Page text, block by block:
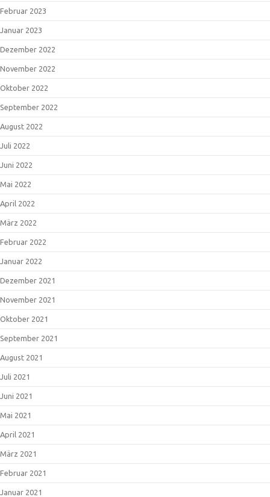
Februar 2023
Januar 2023
Dezember 2022
November 2022
Oktober 2022
September 2022
August 2022
Juli 2022
Juni 2022
Mai 2022
April 2022
März 2022
Februar 2022
Januar 2022
Dezember 2021
November 2021
Oktober 2021
September 2021
August 2021
Juli 2021
Juni 2021
Mai 2021
April 2021
März 2021
Februar 2021
Januar 2021